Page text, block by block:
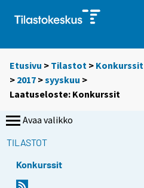
Etusivu > Tilastot > Konkurssit
> 2017 >syyskuu >
Laatuseloste: Konkurssit
Avaa valikko
TILASTOT
Konkurssit